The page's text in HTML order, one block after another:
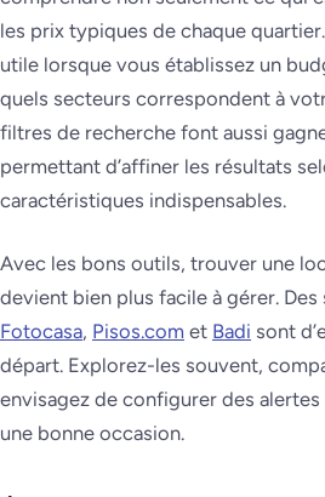
les prix typiques de chaque
utile lorsque vous établissez un
quels secteurs correspondent à
filtres de recherche font aussi
permettant d’affiner les résultats
caractéristiques indispensables.
Avec les bons outils, trouver une
devient bien plus facile à gérer.
Fotocasa, Pisos.com et Badi sont
départ. Explorez-les souvent,
envisagez de configurer des
une bonne occasion.